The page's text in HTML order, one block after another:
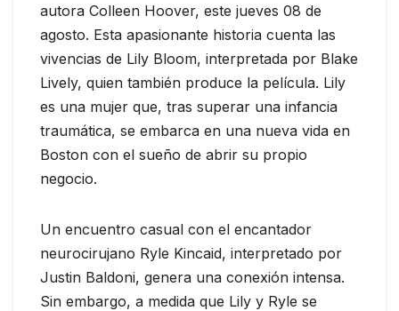
autora Colleen Hoover, este jueves 08 de
agosto. Esta apasionante historia cuenta las
vivencias de Lily Bloom, interpretada por Blake
Lively, quien también produce la película. Lily
es una mujer que, tras superar una infancia
traumática, se embarca en una nueva vida en
Boston con el sueño de abrir su propio
negocio.
Un encuentro casual con el encantador
neurocirujano Ryle Kincaid, interpretado por
Justin Baldoni, genera una conexión intensa.
Sin embargo, a medida que Lily y Ryle se